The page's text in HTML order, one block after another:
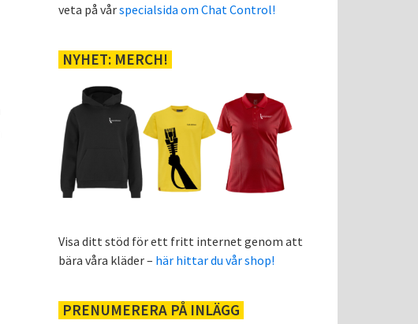
veta på vårspecialsida om Chat Control!
NYHET: MERCH!
Visa ditt stöd för ett fritt internet genom att
bära våra kläder – här hittar du vår shop!
PRENUMERERA PÅ INLÄGG